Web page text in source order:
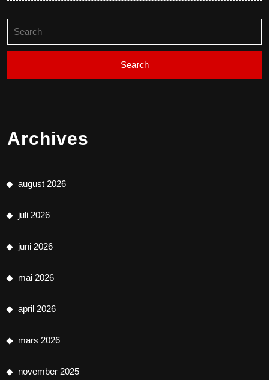
for:
Archives
august 2026
juli 2026
juni 2026
mai 2026
april 2026
mars 2026
november 2025